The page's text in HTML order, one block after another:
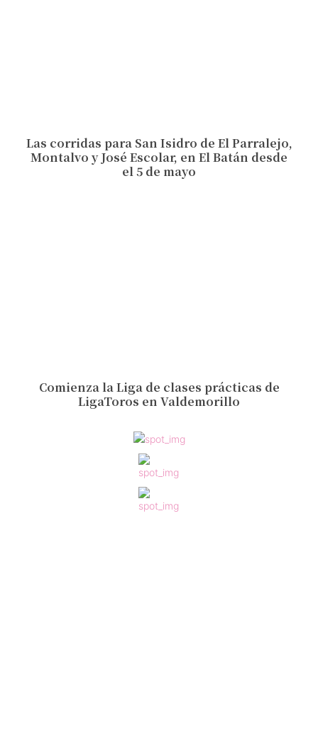
Las corridas para San Isidro de El Parralejo,
Montalvo y José Escolar, en El Batán desde
el 5 de mayo
Comienza la Liga de clases prácticas de
LigaToros en Valdemorillo